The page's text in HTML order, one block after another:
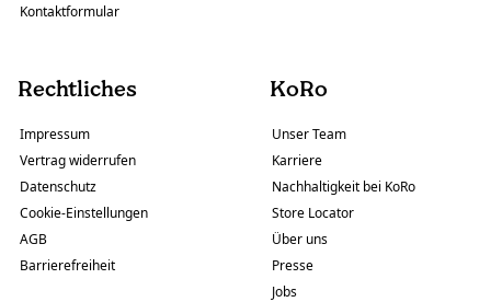
Kontaktformular
Rechtliches
Impressum
Vertrag widerrufen
Datenschutz
Cookie-Einstellungen
AGB
Barrierefreiheit
KoRo
Unser Team
Karriere
Nachhaltigkeit bei KoRo
Store Locator
Über uns
Presse
Jobs